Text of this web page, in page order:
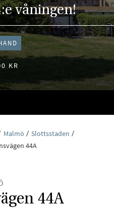
våningen!
KR
Malmö
Slottsstaden
44A
44A